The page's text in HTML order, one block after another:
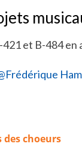
et B-484
des choeurs